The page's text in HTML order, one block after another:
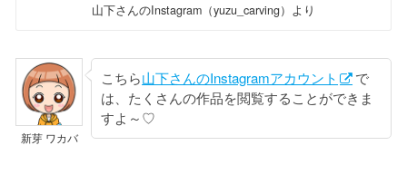
山下さんのInstagram（yuzu_carving）より
新芽 ワカバ
こちら山下さんのInstagramアカウント
で
は、たくさんの作品を閲覧することができま
すよ～♡